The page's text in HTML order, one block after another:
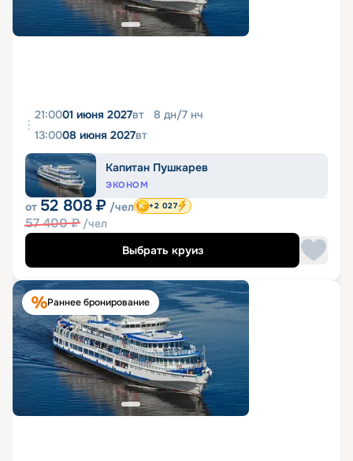
21:0001 июня 2027вт 8 дн/7 нч
13:0008 июня 2027вт
Капитан Пушкарев
ЭКОНОМ
от 52 808 ₽ /чел
57 400₽ /чел
+2 027
Выбрать круиз
Раннее бронирование